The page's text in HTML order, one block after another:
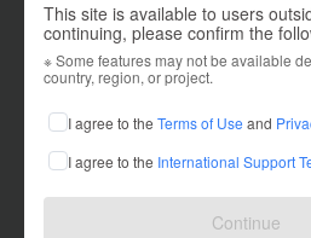
This site is available to users
continuing, please confirm the
※ Some features may not be available
country, region, or project.
I agree to the Terms of Use and
I agree to the International Support
Continue
暘 弥涼
これまでに1件のプロジェクトを投稿
在住国：日本 現在地：神奈川県
出身国：日本 出身地：神奈川県
文芸を起点に、架空言語を作り、絵も描